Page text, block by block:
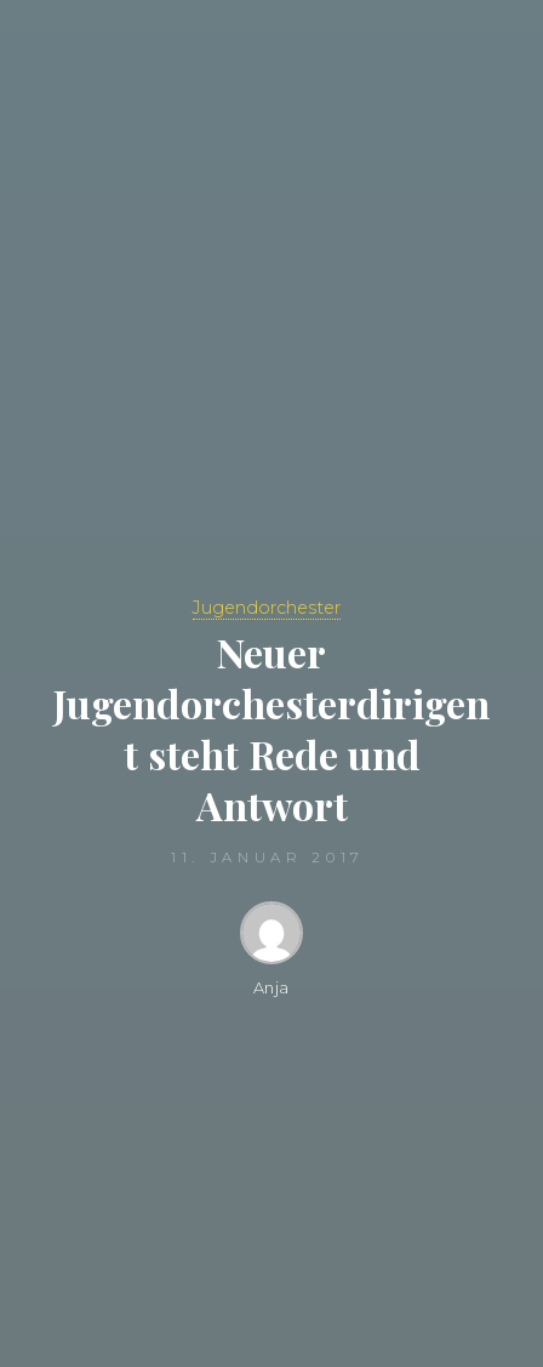
Jugendorchester
Neuer
Jugendorchesterdirigen
t steht Rede und
Antwort
11. JANUAR 2017
Anja